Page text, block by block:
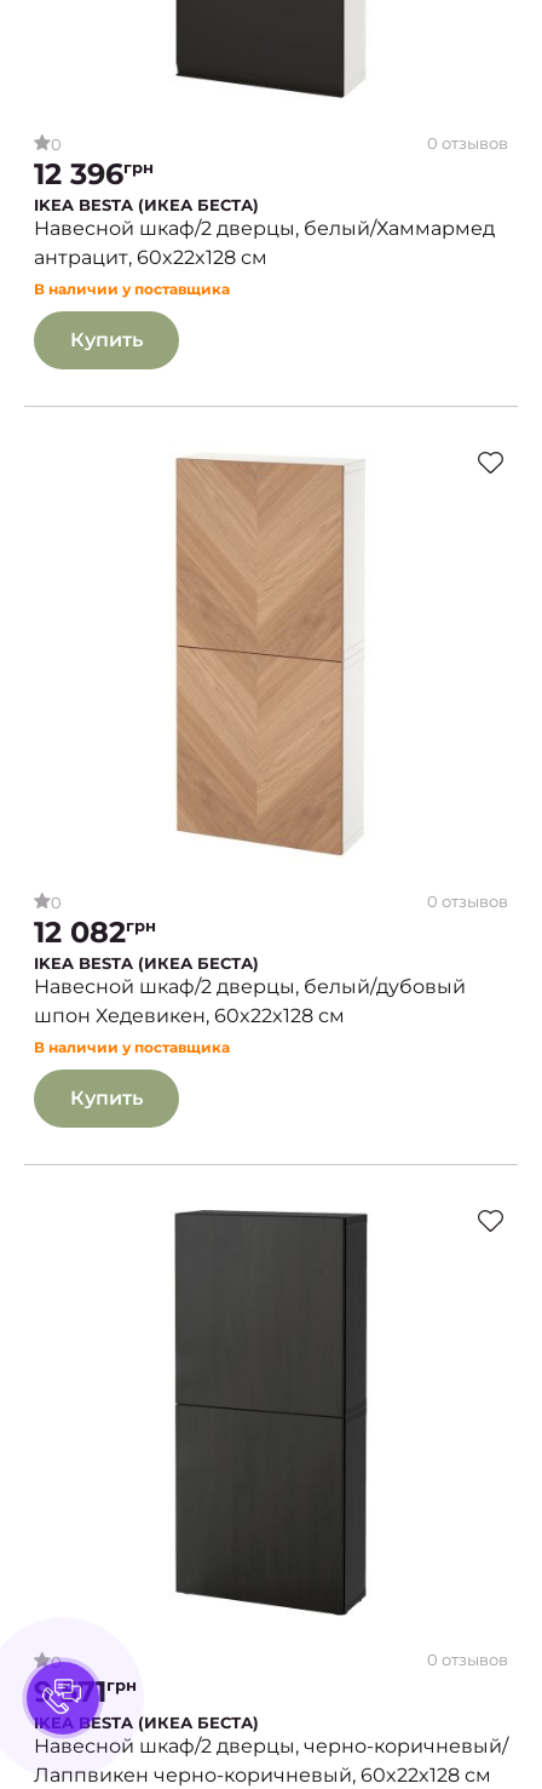
0 0 отзывов
12 396грн
IKEA BESTA (ИКЕА БЕСТА)
Навесной шкаф/2 дверцы, белый/Хаммармед
антрацит, 60x22x128 см
В наличии у поставщика
Купить
0 0 отзывов
12 082грн
IKEA BESTA (ИКЕА БЕСТА)
Навесной шкаф/2 дверцы, белый/дубовый
шпон Хедевикен, 60x22x128 см
В наличии у поставщика
Купить
0 0 отзывов
9 571грн
IKEA BESTA (ИКЕА БЕСТА)
Навесной шкаф/2 дверцы, черно-коричневый/
Лаппвикен черно-коричневый, 60x22x128 см